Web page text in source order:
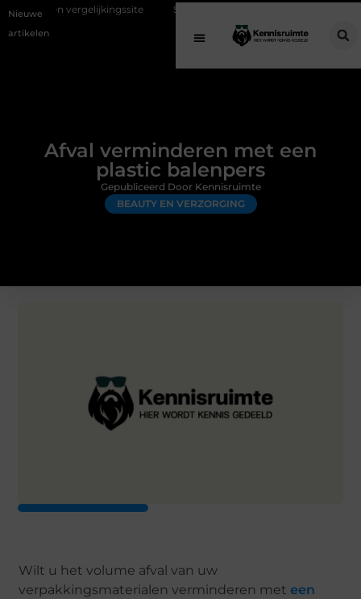
Nieuwe
artikelen
Schenking aan een goed doel: waarom geven belangrijk
Afval verminderen met een
plastic balenpers
BEAUTY EN VERZORGING
Gepubliceerd Door Kennisruimte
Wilt u het volume afval van uw
verpakkingsmaterialen verminderen meteen